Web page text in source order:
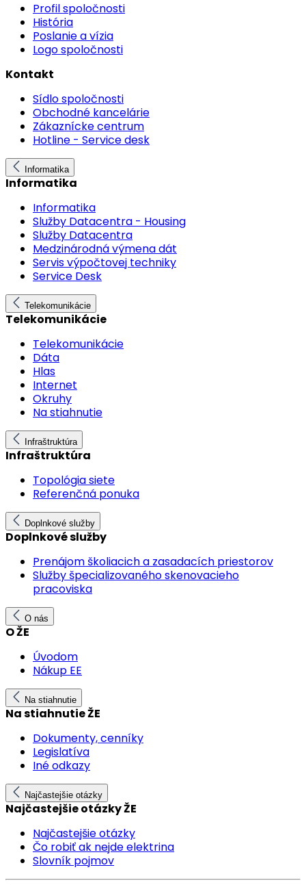
Profil spoločnosti
História
Poslanie a vízia
Logo spoločnosti
Kontakt
Sídlo spoločnosti
Obchodné kancelárie
Zákaznícke centrum
Hotline - Service desk
Informatika
Informatika
Informatika
Služby Datacentra - Housing
Služby Datacentra
Medzinárodná výmena dát
Servis výpočtovej techniky
Service Desk
Telekomunikácie
Telekomunikácie
Telekomunikácie
Dáta
Hlas
Internet
Okruhy
Na stiahnutie
Infraštruktúra
Infraštruktúra
Topológia siete
Referenčná ponuka
Doplnkové služby
Doplnkové služby
Prenájom školiacich a zasadacích priestorov
Služby špecializovaného skenovacieho
pracoviska
O nás
O ŽE
Úvodom
Nákup EE
Na stiahnutie
Na stiahnutie ŽE
Dokumenty, cenníky
Legislatíva
Iné odkazy
Najčastejšie otázky
Najčastejšie otázky ŽE
Najčastejšie otázky
Čo robiť ak nejde elektrina
Slovník pojmov